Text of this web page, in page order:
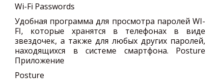
Wi-Fi Passwords
Удобная программа для просмотра паролей WI-
FI, которые хранятся в телефонах в виде
звездочек, а также для любых других паролей,
находящихся в системе смартфона. Posture
Приложение
Posture